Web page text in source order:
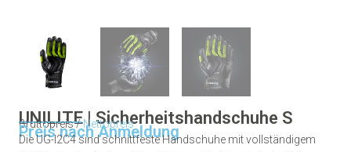
UNILITE | Sicherheitshandschuhe S
Bruttopreis / Nettopreis
Preis nach Anmeldung
Die UG-I2C4 sind schnittfeste Handschuhe mit vollständigem